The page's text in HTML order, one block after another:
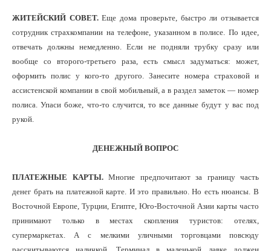
ЖИТЕЙСКИЙ СОВЕТ.Еще дома проверьте, быстро ли отзывается
сотрудник страхкомпании на телефоне, указанном в полисе. По идее,
отвечать должны немедленно. Если не подняли трубку сразу или
вообще со второго-третьего раза, есть смысл задуматься: может,
оформить полис у кого-то другого. Занесите номера страховой и
ассистенской компании в свой мобильный, а в раздел заметок — номер
полиса. Упаси боже, что-то случится, то все данные будут у вас под
рукой.
ДЕНЕЖНЫЙ ВОПРОС
ПЛАТЕЖНЫЕ КАРТЫ.Многие предпочитают за границу часть
денег брать на платежной карте. И это правильно. Но есть нюансы. В
Восточной Европе, Турции, Египте, Юго-Восточной Азии карты часто
принимают только в местах скопления туристов: отелях,
супермаркетах. А с мелкими уличными торговцами повсюду